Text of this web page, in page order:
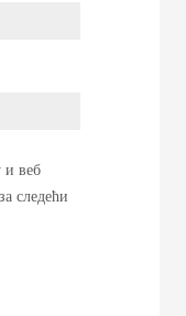
и веб
следећи